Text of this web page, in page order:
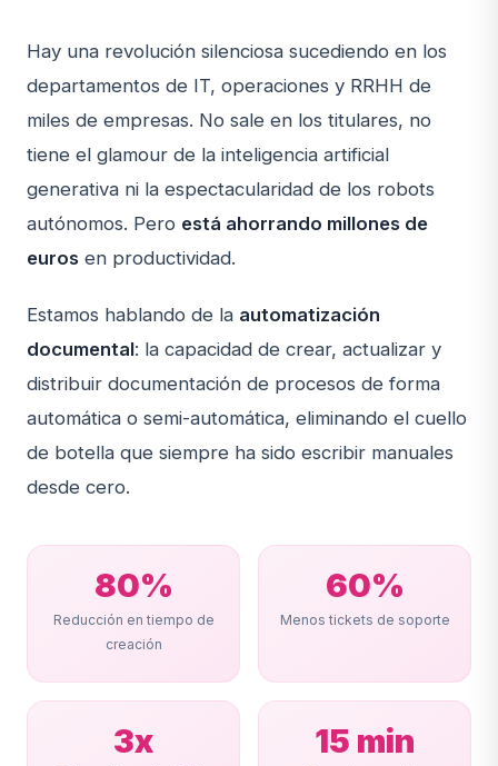
Hay una revolución silenciosa sucediendo en los
departamentos de IT, operaciones y RRHH de
miles de empresas. No sale en los titulares, no
tiene el glamour de la inteligencia artificial
generativa ni la espectacularidad de los robots
autónomos. Pero está ahorrando millones de
euros en productividad.
Estamos hablando de la automatización
documental: la capacidad de crear, actualizar y
distribuir documentación de procesos de forma
automática o semi-automática, eliminando el cuello
de botella que siempre ha sido escribir manuales
desde cero.
80%
Reducción en tiempo de
creación
60%
Menos tickets de soporte
3x 15 min